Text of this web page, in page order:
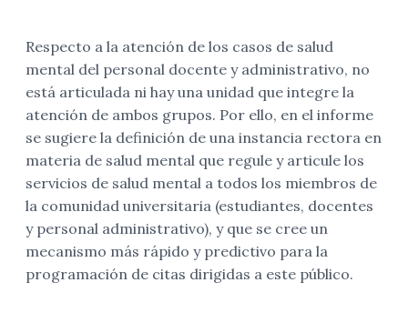
Respecto a la atención de los casos de salud
mental del personal docente y administrativo, no
está articulada ni hay una unidad que integre la
atención de ambos grupos. Por ello, en el informe
se sugiere la definición de una instancia rectora en
materia de salud mental que regule y articule los
servicios de salud mental a todos los miembros de
la comunidad universitaria (estudiantes, docentes
y personal administrativo), y que se cree un
mecanismo más rápido y predictivo para la
programación de citas dirigidas a este público.